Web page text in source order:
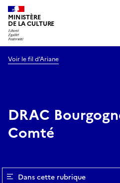
MINISTÈRE
DE LA CULTURE
Voir le fil d’Ariane
DRAC
Comté
Dans cette rubrique